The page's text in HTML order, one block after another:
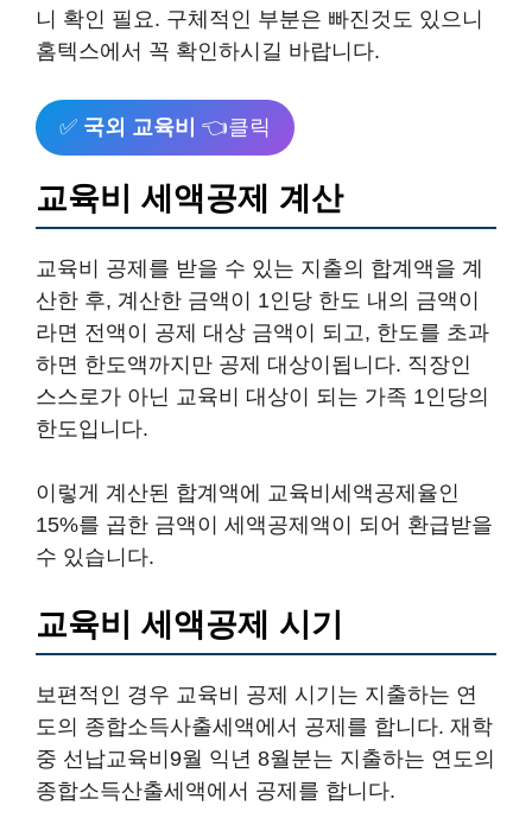
니 확인 필요. 구체적인 부분은 빠진것도 있으니
홈텍스에서 꼭 확인하시길 바랍니다.
✅ 국외 교육비 👈클릭
교육비 세액공제 계산
교육비 공제를 받을 수 있는 지출의 합계액을 계
산한 후, 계산한 금액이 1인당 한도 내의 금액이
라면 전액이 공제 대상 금액이 되고, 한도를 초과
하면 한도액까지만 공제 대상이됩니다. 직장인
스스로가 아닌 교육비 대상이 되는 가족 1인당의
한도입니다.
이렇게 계산된 합계액에 교육비세액공제율인
15%를 곱한 금액이 세액공제액이 되어 환급받을
수 있습니다.
교육비 세액공제 시기
보편적인 경우 교육비 공제 시기는 지출하는 연
도의 종합소득사출세액에서 공제를 합니다. 재학
중 선납교육비9월 익년 8월분는 지출하는 연도의
종합소득산출세액에서 공제를 합니다.